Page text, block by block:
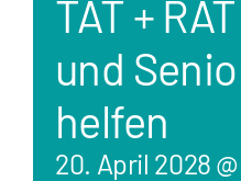
TAT +
und
helfen
20. April 2028